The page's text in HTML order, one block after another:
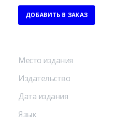
ДОБАВИТЬ В ЗАКАЗ
Место издания
Издательство
Дата издания
Язык